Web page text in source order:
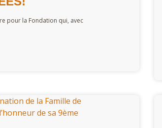
pour la Fondation qui, avec